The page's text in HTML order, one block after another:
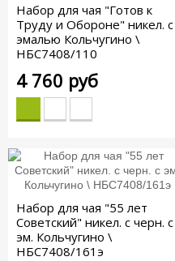
Набор для чая "Готов к
Труду и Обороне" никел. с
эмалью Кольчугино \
НБС7408/110
4 760 руб
Набор для чая "55 лет
Советский" никел. с черн. с
эм. Кольчугино \
НБС7408/161э